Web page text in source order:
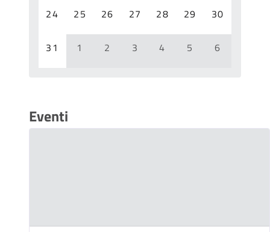
24 25 26 27 28 29 30
31 1 2 3 4 5 6
Eventi